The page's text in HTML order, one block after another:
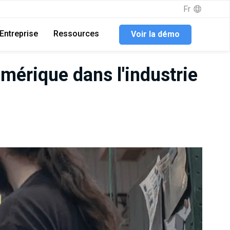
Fr
Entreprise Ressources Voir la démo
dans l'industrie